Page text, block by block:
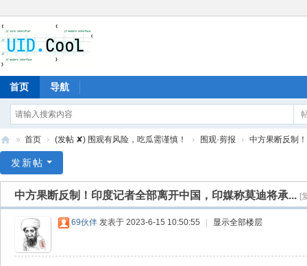
首页 导航
爱
» 首页 › (发帖 ✘) 围观有风险，吃瓜需谨慎！ › 围观·剪报 › 中方果断反制
发新帖
中方果断反制！印度记者全部离开中国，印媒称莫迪将承... [
69伙伴 发表于 2023-6-15 10:50:55 显示全部楼层